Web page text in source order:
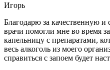
Игорь
Благодарю за качественную
врачи помогли мне во время
капельницу с препаратами,
весь алкоголь из моего
справиться с запоем будет